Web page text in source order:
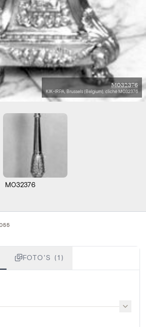
M032376
KIK-IRPA, Brussels (Belgium), cliché M032376
M032376
FOTO'S (1)